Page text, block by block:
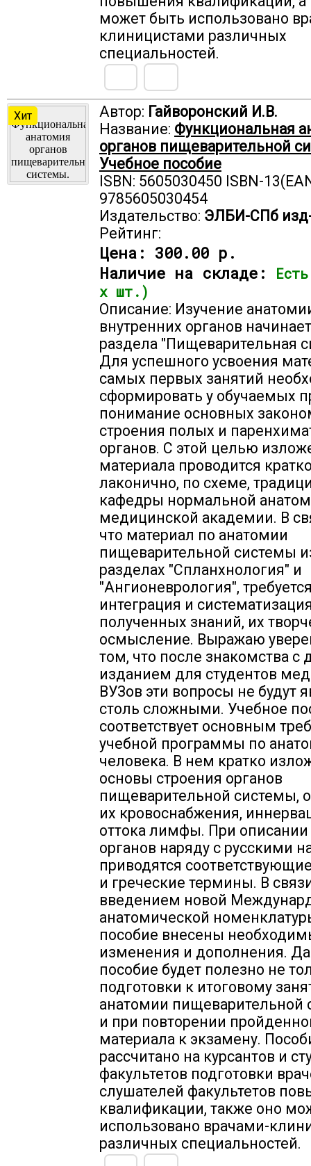
может быть использовано
клиницистами различных
специальностей.
Хит Автор: Гайворонский И.В.
Название: Функциональная
органов пищеварительной
Учебное пособие
ISBN: 5605030450 ISBN-
9785605030454
Издательство: ЭЛБИ-СПб
Рейтинг:
Цена: 300.00 р.
Наличие на складе:
х шт.)
Описание: Изучение
внутренних органов
раздела "Пищеварительная
Для успешного усвоения
самых первых занятий
сформировать у обучаемых
понимание основных
строения полых и
органов. С этой целью
материала проводится
лаконично, по схеме,
кафедры нормальной
медицинской академии. В
что материал по анатомии
пищеварительной системы
разделах "Спланхнология" и
"Ангионеврология",
интеграция и
полученных знаний, их
осмысление. Выражаю
том, что после знакомства
изданием для студентов
ВУЗов эти вопросы не будут
столь сложными. Учебное
соответствует основным
учебной программы по
человека. В нем кратко
основы строения органов
пищеварительной системы,
их кровоснабжения,
оттока лимфы. При описании
органов наряду с русскими
приводятся
и греческие термины. В
введением новой
анатомической
пособие внесены
изменения и дополнения.
пособие будет полезно не
подготовки к итоговому
анатомии пищеварительной
и при повторении
материала к экзамену.
рассчитано на курсантов и
факультетов подготовки
слушателей факультетов
квалификации, также оно
использовано врачами-
различных специальностей.